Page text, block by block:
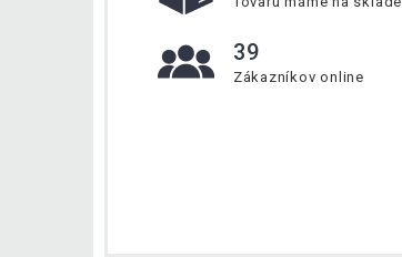
39
Zákazníkov online